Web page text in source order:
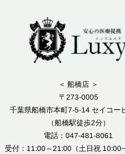
＜ 船橋店 ＞
〒273-0005
千葉県船橋市本町7-5-14 セイコー
（船橋駅徒歩2分）
電話：047-481-8061
受付：11:00～21:00（土日祝